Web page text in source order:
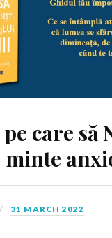
care să
minte
31 MARCH 2022